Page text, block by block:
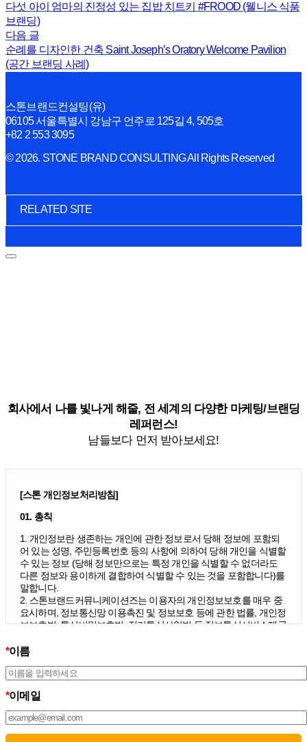
다섯 아이 엄마의 진정성 있는 집밥 치트키 #FROOD (웰니스 식품
브랜딩)
다음 글
순례를 디자인한 건축 Saint Joseph’s Oratory Welcome Pavilion
(공간 브랜딩 사례)
스톤브랜드컨설팅(유)
06105 서울특별시 강남구 언주로 125길 4, 505호
+82 2 553 3095
© 2026. STONE BRAND CONSULTING All Rights Reserved
RELATED SITE
회사에서 나를 빛나게 해줄, 전 세계의 다양한 마케팅/브랜딩
레퍼런스!
남들보다 먼저 받아보세요!
[스톤 개인정보처리방침]
01. 총칙
1. 개인정보란 생존하는 개인에 관한 정보로서 당해 정보에 포함되
어 있는 성명, 주민등록번호 등의 사항에 의하여 당해 개인을 식별할
수 있는 정보 (당해 정보만으로는 특정 개인을 식별할 수 없더라도
다른 정보와 용이하게 결합하여 식별할 수 있는 것을 포함합니다)를
말합니다.
2. 스톤브랜드커뮤니케이션즈는 이용자의 개인정보보호를 매우 중
요시하며, 정보통신망 이용촉진 및 정보보호 등에 관한 법률, 개인정
보보호법, 통신비밀보호법, 전기통신사업법 등 정보통신서비스제공
개인정보처리방침을 통하여 이용자가 제공하는 개인정보가 어떠한
치가 취해지고 있는지 알려드립니다.
선을 위하여 개정하는데 필요한 절차를 정하고 있으며, 개인정보처
리방침을 회사의 필요와 사회적 변화에 맞게 변경할 수 있습니다. 그
리고 개인정보처리방침을 개정하는 경우 버전번호 등을 부여하여
개정된 사항을 이용자께서 쉽게 알아볼 수 있도록 하고 있습니다.
*이름
*이메일